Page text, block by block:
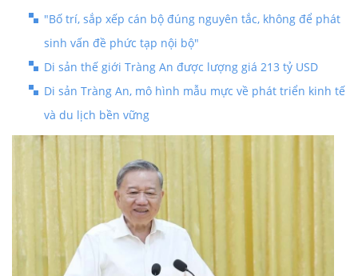
"Bố trí, sắp xếp cán bộ đúng nguyên tắc, không để phát
sinh vấn đề phức tạp nội bộ"
Di sản thế giới Tràng An được lượng giá 213 tỷ USD
Di sản Tràng An, mô hình mẫu mực về phát triển kinh tế
và du lịch bền vững